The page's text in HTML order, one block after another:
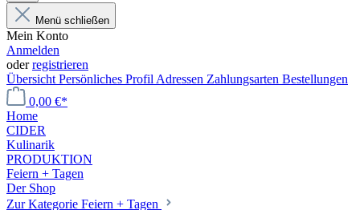
Menü schließen
Mein Konto
Anmelden
oderregistrieren
Übersicht Persönliches Profil Adressen Zahlungsarten Bestellungen
0,00 €*
Home
CIDER
Kulinarik
PRODUKTION
Feiern + Tagen
Der Shop
Zur Kategorie Feiern + Tagen